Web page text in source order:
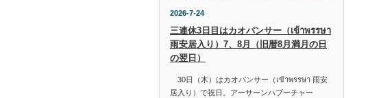
2026-7-24
三連休3日目はカオパンサー（เข้าพรรษา
雨安居入り）7、8月（旧暦8月満月の日
の翌日）
30日（木）はカオパンサー（เข้าพรรษา 雨安
居入り）で祝日。アーサーンハブーチャー